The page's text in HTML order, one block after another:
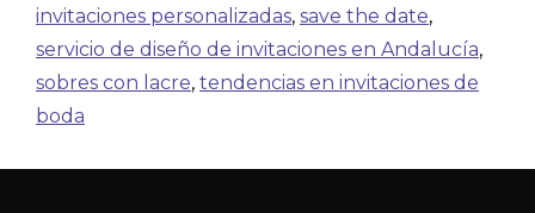
invitaciones personalizadas, save the date,
servicio de diseño de invitaciones en Andalucía,
sobres con lacre, tendencias en invitaciones de
boda